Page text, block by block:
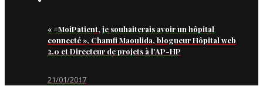
« #MoiPatient, je souhaiterais avoir un hôpital
connecté », Chamfi Maoulida, blogueur Hôpital web
2.0 et Directeur de projets à l’AP-HP
21/01/2017